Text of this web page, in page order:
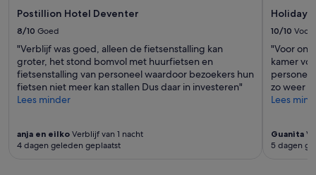
Postillion Hotel Deventer
8/10 Goed
"Verblijf was goed, alleen de fietsenstalling kan
groter, het stond bomvol met huurfietsen en
fietsenstalling van personeel waardoor bezoekers hun
fietsen niet meer kan stallen Dus daar in investeren"
Lees minder
anja en eilko Verblijf van 1 nacht
4 dagen geleden geplaatst
Holiday
10/10
"Voor
kamer
zo weer
Lees
Guanita
5 dagen